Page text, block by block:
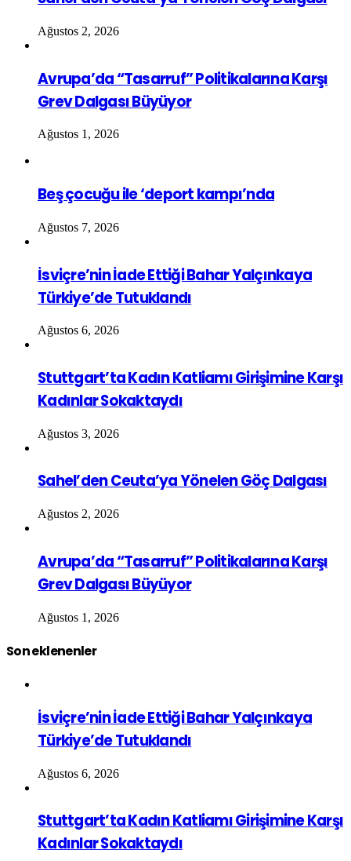
Ağustos 2, 2026
Avrupa’da “Tasarruf” Politikalarına Karşı
Grev Dalgası Büyüyor
Ağustos 1, 2026
Beş çocuğu ile ‘deport kampı’nda
Ağustos 7, 2026
İsviçre’nin İade Ettiği Bahar Yalçınkaya
Türkiye’de Tutuklandı
Ağustos 6, 2026
Stuttgart’ta Kadın Katliamı Girişimine Karşı
Kadınlar Sokaktaydı
Ağustos 3, 2026
Sahel’den Ceuta’ya Yönelen Göç Dalgası
Ağustos 2, 2026
Avrupa’da “Tasarruf” Politikalarına Karşı
Grev Dalgası Büyüyor
Ağustos 1, 2026
Son eklenenler
İsviçre’nin İade Ettiği Bahar Yalçınkaya
Türkiye’de Tutuklandı
Ağustos 6, 2026
Stuttgart’ta Kadın Katliamı Girişimine Karşı
Kadınlar Sokaktaydı